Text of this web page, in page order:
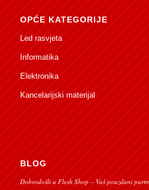
OPĆE KATEGORIJE
Led rasvjeta
Informatika
Elektronika
Kancelarijski materijal
BLOG
Dobrodošli u Flesh Shop – Vaš pouzdani